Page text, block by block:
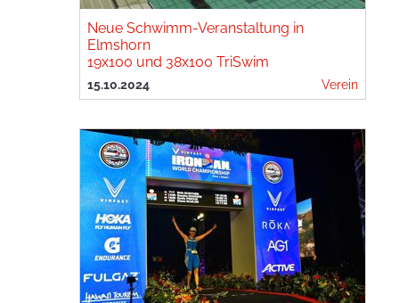
Neue Schwimm-Veranstaltung in
Elmshorn
19x100 und 38x100 TriSwim
15.10.2024 Verein